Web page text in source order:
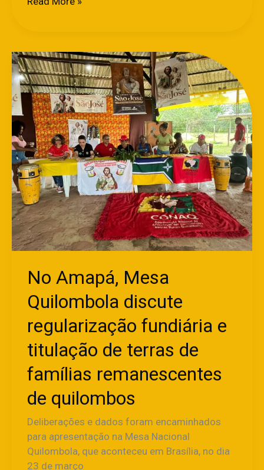
No Amapá, Mesa
Quilombola discute
regularização fundiária e
titulação de terras de
famílias remanescentes
de quilombos
Deliberações e dados foram encaminhados
para apresentação na Mesa Nacional
Quilombola, que aconteceu em Brasília, no dia
23 de março
No
Amapá,
Mesa
Quilombola
discute
regularização
fundiária
e
titulação
de
terras
de
famílias
remanescentes
quilombos